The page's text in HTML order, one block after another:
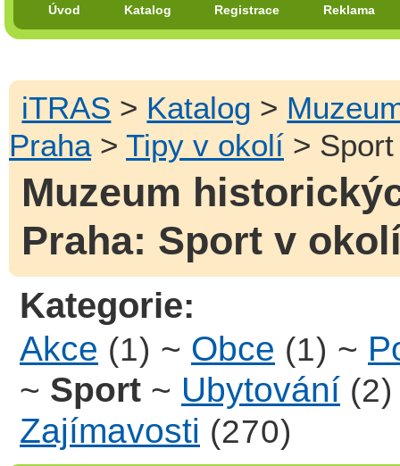
Úvod Katalog Registrace Reklama
iTRAS > Katalog >
Praha > Tipy v okolí > Sport
Muzeum
Praha: Sport v
Kategorie:
Akce (1) ~ Obce (1) ~
~ Sport ~ Ubytování (2)
Zajímavosti (270)